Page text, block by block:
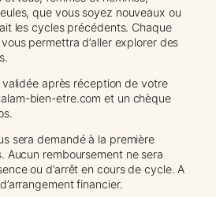
que vous soyez nouveaux ou
les cycles précédents. Chaque
permettra d’aller explorer des
après réception de votre
bien-etre.com et un chèque
sera demandé à la première
Aucun remboursement ne sera
ou d’arrêt en cours de cycle. A
financier.